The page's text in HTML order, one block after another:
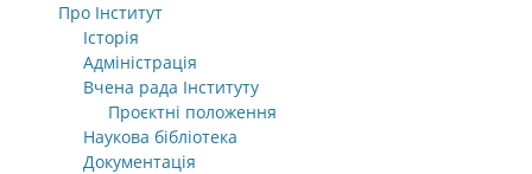
Про Інститут
Історія
Адміністрація
Вчена рада Інституту
Проєктні положення
Наукова бібліотека
Документація